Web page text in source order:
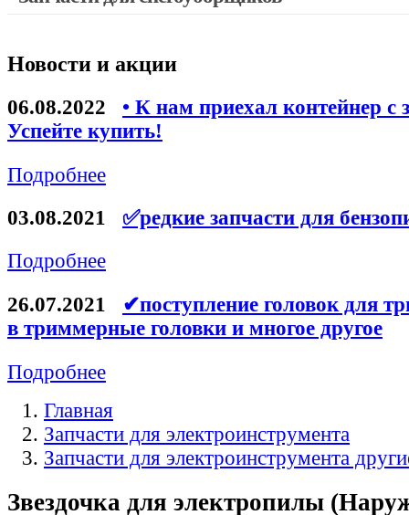
Новости и акции
06.08.2022
• К нам приехал контейнер с
Успейте купить!
Подробнее
03.08.2021
✅редкие запчасти для
Подробнее
26.07.2021
✔поступление головок для
в триммерные головки и многое другое
Подробнее
Главная
Запчасти для электроинструмента
Запчасти для электроинструмента
Звездочка для электропилы